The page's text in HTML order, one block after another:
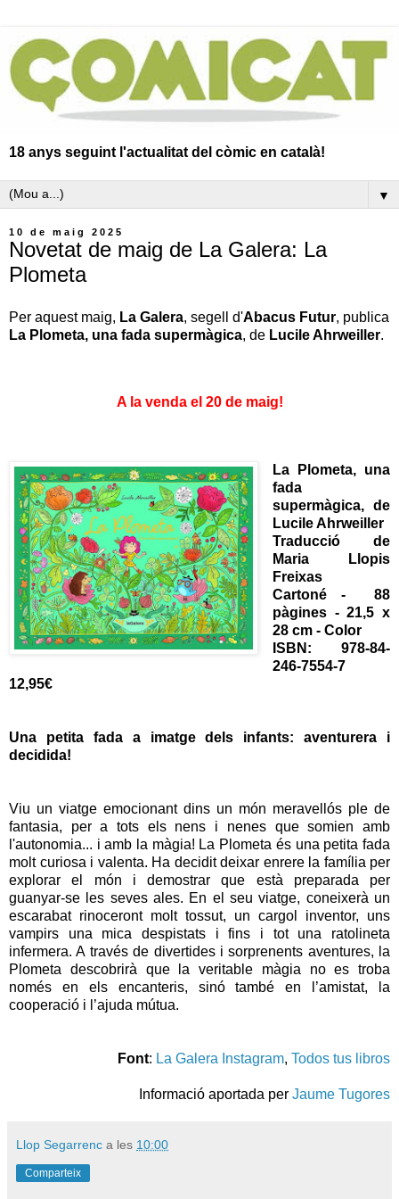
18 anys seguint l'actualitat del còmic en català!
▼
10 de maig 2025
Novetat de maig de La Galera: La
Plometa
Per aquest maig, La Galera, segell d'Abacus Futur, publica
La Plometa, una fada supermàgica, de Lucile Ahrweiller.
A la venda el 20 de maig!
La Plometa, una
fada
supermàgica, de
Lucile Ahrweiller
Traducció de
Maria Llopis
Freixas
Cartoné - 88
pàgines - 21,5 x
28 cm - Color
ISBN: 978-84-
246-7554-7
12,95€
Una petita fada a imatge dels infants: aventurera i
decidida!
Viu un viatge emocionant dins un món meravellós ple de
fantasia, per a tots els nens i nenes que somien amb
l'autonomia... i amb la màgia! La Plometa és una petita fada
molt curiosa i valenta. Ha decidit deixar enrere la família per
explorar el món i demostrar que està preparada per
guanyar-se les seves ales. En el seu viatge, coneixerà un
escarabat rinoceront molt tossut, un cargol inventor, uns
vampirs una mica despistats i fins i tot una ratolineta
infermera. A través de divertides i sorprenents aventures, la
Plometa descobrirà que la veritable màgia no es troba
només en els encanteris, sinó també en l’amistat, la
cooperació i l’ajuda mútua.
Font: La Galera Instagram, Todos tus libros
Informació aportada per Jaume Tugores
Llop Segarrenc a les 10:00
Comparteix